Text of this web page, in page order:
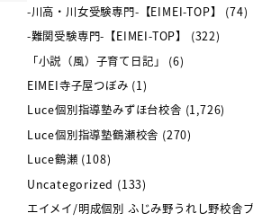
-川高・川女受験専門-【EIMEI-TOP】
(74)
-難関受験専門-【EIMEI-TOP】
(322)
「小説（風）子育て日記」
(6)
EIMEI寺子屋つぼみ (1)
Luce個別指導塾みずほ台校舎 (1,726)
Luce個別指導塾鶴瀬校舎 (270)
Luce鶴瀬 (108)
Uncategorized (133)
エイメイ/明成個別 ふじみ野うれし野校舎